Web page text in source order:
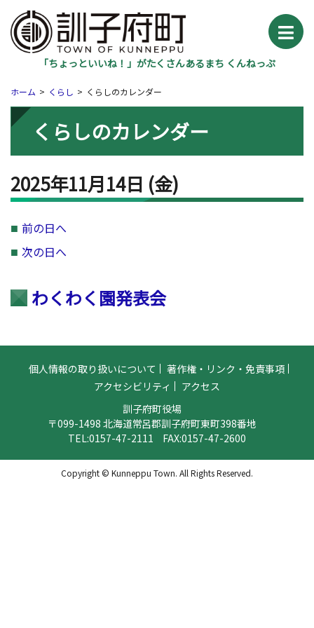
「ちょっといいね！」がたくさんあるまち くんねっぷ
ホーム くらし くらしのカレンダー
くらしのカレンダー
2025年11月14日 (金)
前の日へ
次の日へ
わくわく園発表会
個人情報の取り扱いについて
著作権・リンク・免責事項
アクセシビリティ
アクセス
訓子府町役場
〒099-1498 北海道常呂郡訓子府町東町398番地
TEL:0157-47-2111 FAX:0157-47-2600
Copyright © Kunneppu Town. All Rights Reserved.